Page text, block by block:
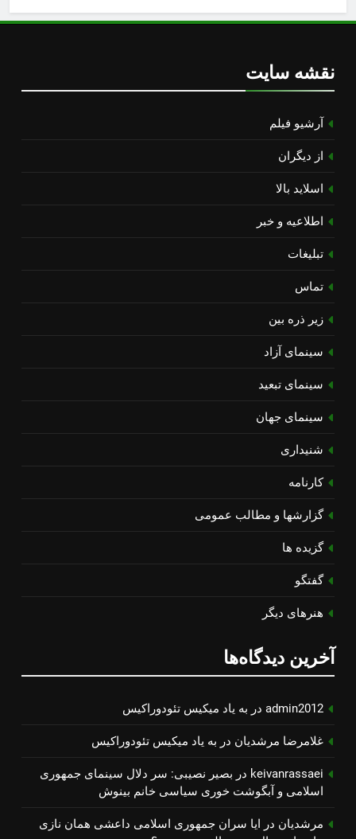
نقشه سایت
آرشیو فیلم
از دیگران
اسلاید بالا
اطلاعیه و خبر
تبلیغات
تماس
زیر ذره بین
سینمای آزاد
سینمای تبعید
سینمای جهان
شنیداری
کارنامه
گزارشها و مطالب عمومی
گزیده ها
گفتگو
هنرهای دیگر
آخرین دیدگاه‌ها
admin2012 در به یاد میكیس تئودوراكیس
غلامرضا مرشدیان در به یاد میكیس تئودوراكیس
keivanrassaei در بصیر نصیبی: سر دلال سینمای جمهوری
اسلامی و آبگوشت خوری سیاسی خانم بینوش
مرشدیان در ایا سران جمهوری اسلامی داعشی همان نازی